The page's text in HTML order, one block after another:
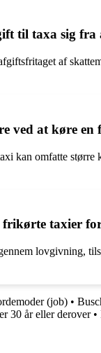
til taxa sig fra
af
ved at køre
kan omfatte større
taxier
lovgivning,
(job) •
30 år eller derover•